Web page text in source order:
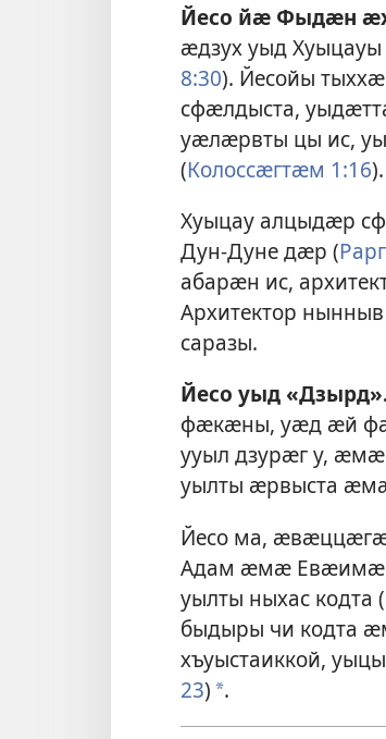
Йесо йӕ Фыдӕн
ӕдзух уыд
8:30). Йесойы
сфӕлдыста,
уӕлӕрвты цы ис,
(Колоссӕгтӕм 1:16).
Хуыцау алцыдӕр
Дун-Дуне дӕр (
абарӕн ис,
Архитектор
саразы.
Йесо уыд
фӕкӕны, уӕд ӕй
ууыл дзурӕг у,
уылты ӕрвыста
Йесо ма,
Адам ӕмӕ Евӕимӕ
уылты ныхас кодта (
быдыры чи кодта
хъуыстаиккой,
23) a.